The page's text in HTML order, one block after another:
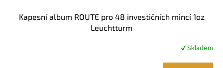
Kapesní album ROUTE pro 48 investičních mincí 1oz
Leuchtturm
✔ Skladem